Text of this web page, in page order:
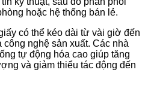
hoặc hệ thống bán lẻ.
có thể kéo dài từ vài giờ đến
nghệ sản xuất. Các nhà
tự động hóa cao giúp tăng
và giảm thiểu tác động đến